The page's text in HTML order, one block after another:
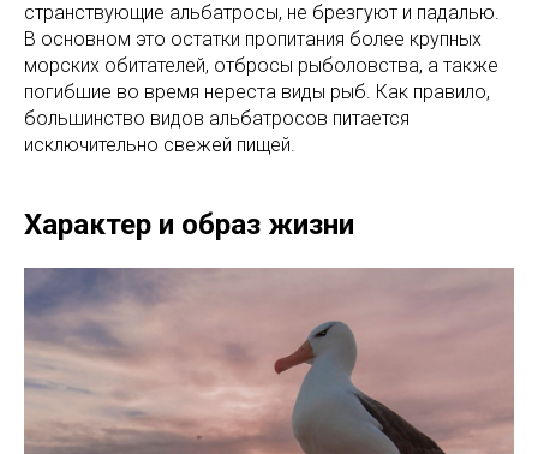
странствующие альбатросы, не брезгуют и падалью.
В основном это остатки пропитания более крупных
морских обитателей, отбросы рыболовства, а также
погибшие во время нереста виды рыб. Как правило,
большинство видов альбатросов питается
исключительно свежей пищей.
Характер и образ жизни